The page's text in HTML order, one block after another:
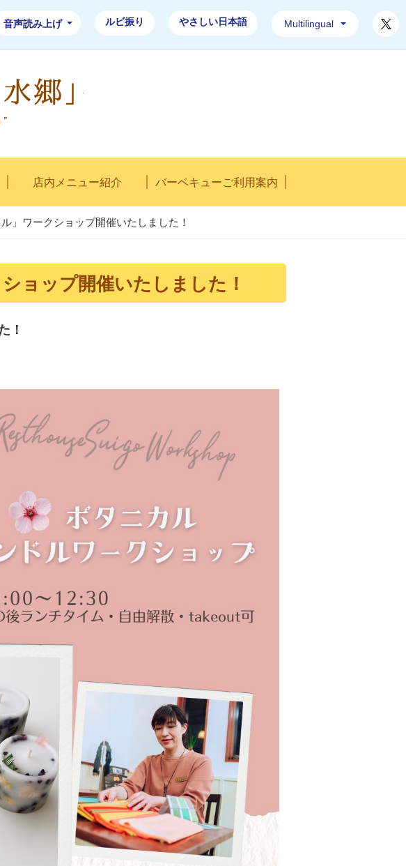
音声読み上げ ルビ振り やさしい日本語 Multilingual
店内メニュー紹介 バーベキューご利用案内
」ワークショップ開催いたしました！
ョップ開催いたしました！
！